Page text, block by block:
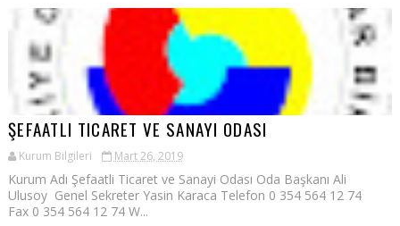
ŞEFAATLI TICARET VE SANAYI ODASI
Kurum Bilgileri Mart 26, 2019
Kurum Adı Şefaatli Ticaret ve Sanayi Odası Oda Başkanı Ali
Ulusoy Genel Sekreter Yasin Karaca Telefon 0 354 564 12 74
Fax 0 354 564 12 74 W...